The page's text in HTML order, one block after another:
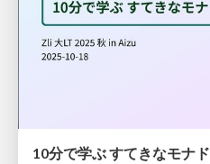
10分で学ぶ すてきなモナド